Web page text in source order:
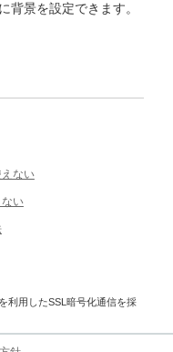
背景を設定できます。
ない
い
利用したSSL暗号化通信を採